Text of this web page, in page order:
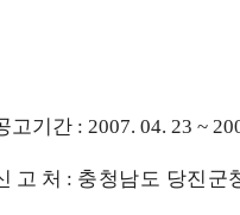
고기간 : 2007. 04. 23 ~
고 처 : 충청남도 당진군